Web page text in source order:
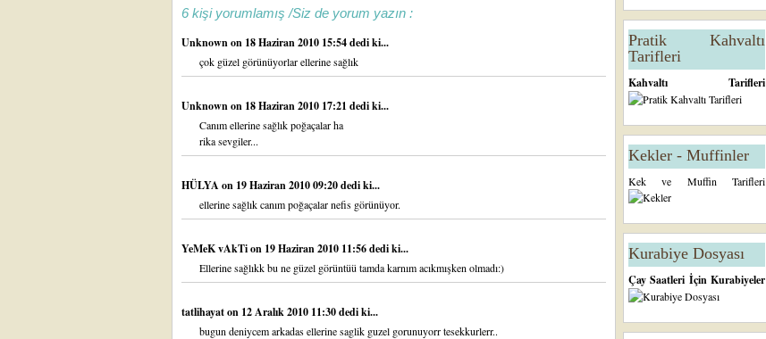
6 kişi yorumlamış /Siz de yorum yazın :
Unknownon 18 Haziran 2010 15:54 dedi ki...
çok güzel görünüyorlar ellerine sağlık
Unknownon 18 Haziran 2010 17:21 dedi ki...
Canım ellerine sağlık poğaçalar ha
rika sevgiler...
HÜLYA on 19 Haziran 2010 09:20 dedi ki...
ellerine sağlık canım poğaçalar nefis görünüyor.
YeMeK vAkTion 19 Haziran 2010 11:56 dedi ki...
Ellerine sağlıkk bu ne güzel görüntüü tamda karnım acıkmışken olmadı:)
tatlihayaton 12 Aralık 2010 11:30 dedi ki...
bugun deniycem arkadas ellerine saglik guzel gorunuyorr tesekkurlerr..
Pratik Kahvaltı
Tarifleri
Kahvaltı Tarifleri
Kekler - Muffinler
Kek ve Muffin Tarifleri
Kurabiye Dosyası
Çay Saatleri İçin Kurabiyeler